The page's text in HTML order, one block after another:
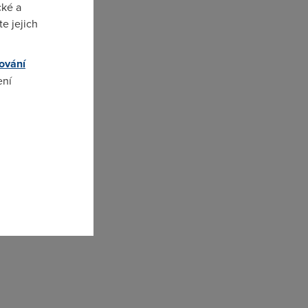
a
jejich